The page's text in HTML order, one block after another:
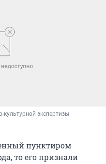
культурной экспертизы
пунктиром
то его признали